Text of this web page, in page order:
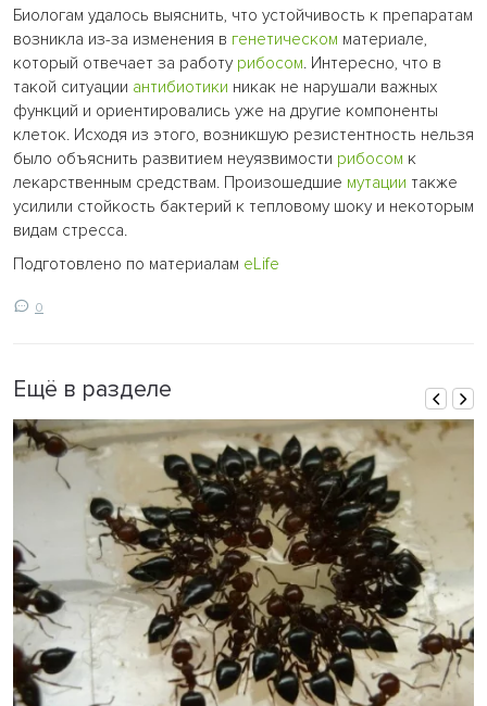
Биологам удалось выяснить, что устойчивость к препаратам
возникла из-за изменения в генетическом материале,
который отвечает за работу рибосом. Интересно, что в
такой ситуации антибиотики никак не нарушали важных
функций и ориентировались уже на другие компоненты
клеток. Исходя из этого, возникшую резистентность нельзя
было объяснить развитием неуязвимости рибосом к
лекарственным средствам. Произошедшие мутации также
усилили стойкость бактерий к тепловому шоку и некоторым
видам стресса.
Подготовлено по материалам eLife
0
Ещё в разделе